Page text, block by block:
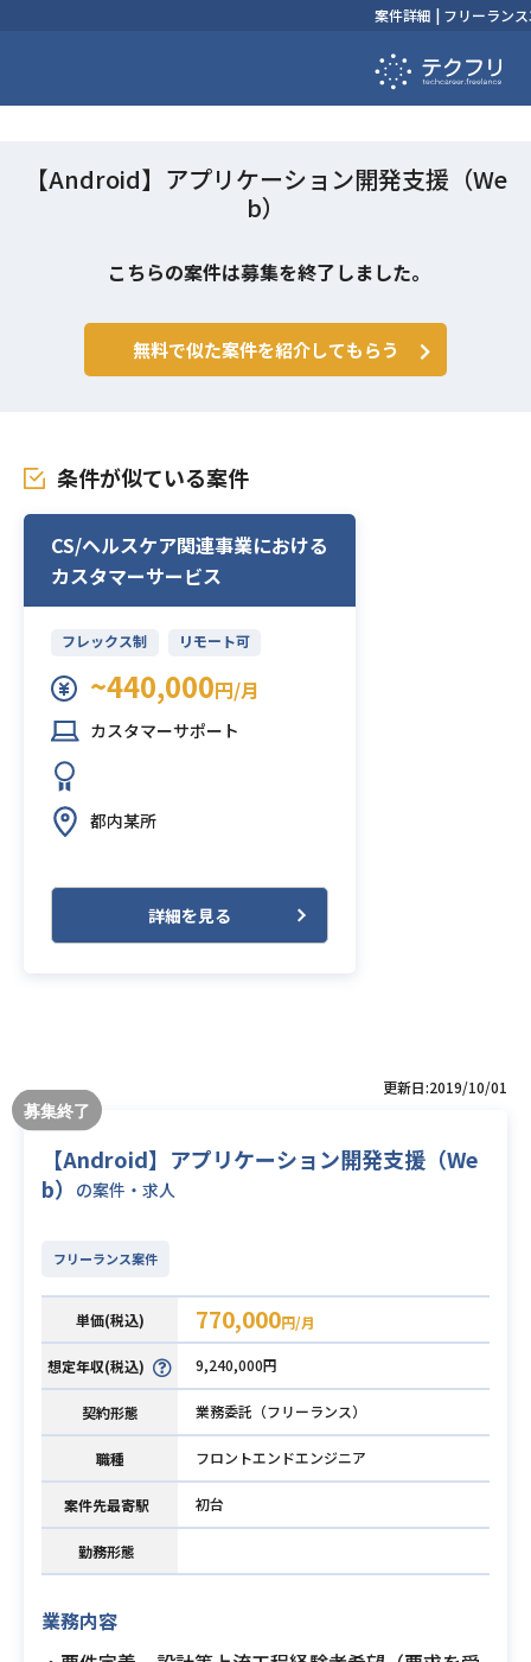
案件詳細 | フリーラン
【Android】アプリケーション開発支援（We
b）
こちらの案件は募集を終了しました。
無料で似た案件を紹介してもらう
条件が似ている案件
CS/ヘルスケア関連事業における
カスタマーサービス
フレックス制 リモート可
~440,000円/月
カスタマーサポート
都内某所
詳細を見る
更新日:2019/10/01
【Android】アプリケーション開発支援（We
b）
の案件・求人
フリーランス案件
単価(税込) 770,000円/月
想定年収(税込) 9,240,000円
契約形態 業務委託（フリーランス）
職種 フロントエンドエンジニア
案件先最寄駅 初台
勤務形態
業務内容